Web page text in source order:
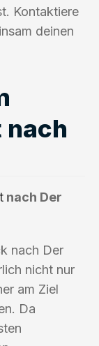
Kontaktiere
deinen
nach Der
nach Der
nicht nur
am Ziel
Da